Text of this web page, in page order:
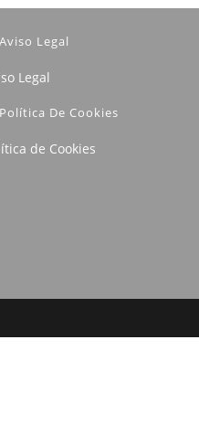
Aviso Legal
Legal
Política De Cookies
de Cookies